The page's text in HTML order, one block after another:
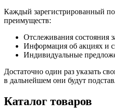
Каждый зарегистрированный
преимуществ:
Отслеживания состояния
Информация об акциях и
Индивидуальные
Достаточно один раз указать
в дальнейшем они будут
Каталог товаров